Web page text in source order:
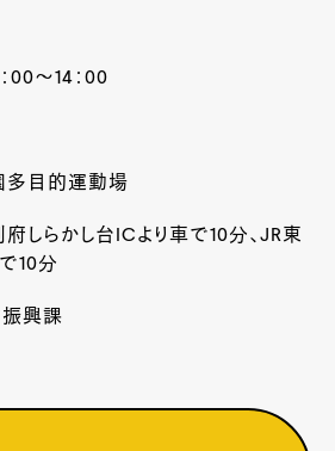
00～14：00
目的運動場
しらかし台ICより車で10分、JR東
10分
興課